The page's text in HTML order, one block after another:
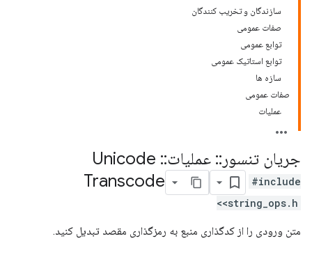
سازندگان و تخریب کنندگان
صفات عمومی
توابع عمومی
توابع استاتیک عمومی
سازه ها
صفات عمومی
عملیات
جریان تنسور :: عملیات::
Unicode
Transcode
#include
<string_ops.h>
متن ورودی را از کدگذاری منبع به رمزگذاری مقصد تبدیل کنید.